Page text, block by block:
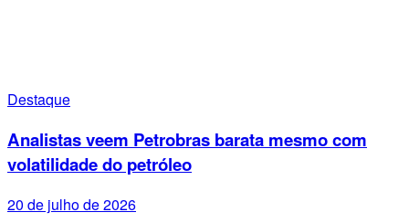
Destaque
Analistas veem Petrobras barata mesmo com
volatilidade do petróleo
20 de julho de 2026